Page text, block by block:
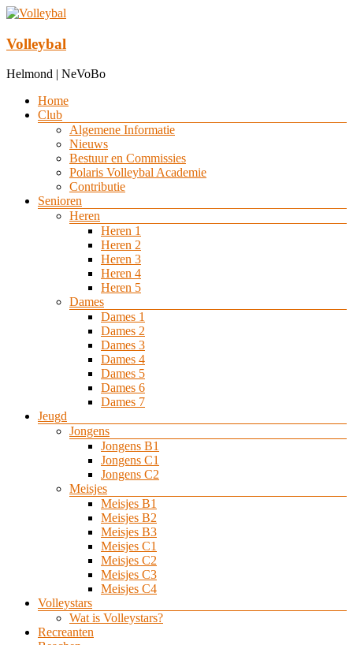
Ga
de
inhoud
Volleybal
Helmond | NeVoBo
Menu
Home
Club
Algemene Informatie
Nieuws
Bestuur en Commissies
Polaris Volleybal Academie
Contributie
Senioren
Heren
Heren 1
Heren 2
Heren 3
Heren 4
Heren 5
Dames
Dames 1
Dames 2
Dames 3
Dames 4
Dames 5
Dames 6
Dames 7
Jeugd
Jongens
Jongens B1
Jongens C1
Jongens C2
Meisjes
Meisjes B1
Meisjes B2
Meisjes B3
Meisjes C1
Meisjes C2
Meisjes C3
Meisjes C4
Volleystars
Wat is Volleystars?
Recreanten